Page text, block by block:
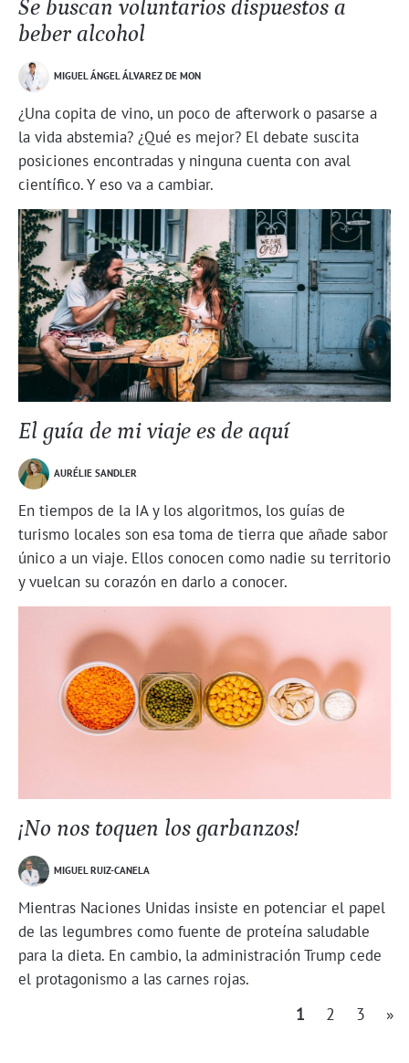
Se buscan voluntarios dispuestos a
beber alcohol
MIGUEL ÁNGEL ÁLVAREZ DE MON
¿Una copita de vino, un poco de afterwork o pasarse a
la vida abstemia? ¿Qué es mejor? El debate suscita
posiciones encontradas y ninguna cuenta con aval
científico. Y eso va a cambiar.
El guía de mi viaje es de aquí
AURÉLIE SANDLER
En tiempos de la IA y los algoritmos, los guías de
turismo locales son esa toma de tierra que añade sabor
único a un viaje. Ellos conocen como nadie su territorio
y vuelcan su corazón en darlo a conocer.
¡No nos toquen los garbanzos!
MIGUEL RUIZ-CANELA
Mientras Naciones Unidas insiste en potenciar el papel
de las legumbres como fuente de proteína saludable
para la dieta. En cambio, la administración Trump cede
el protagonismo a las carnes rojas.
1 2 3 »